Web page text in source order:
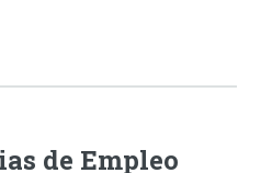
de Empleo